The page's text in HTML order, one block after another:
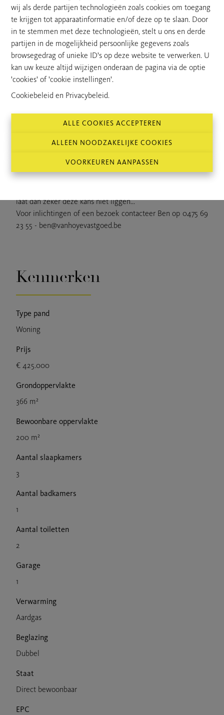
wij als derde partijen technologieën zoals cookies om toegang
te krijgen tot apparaatinformatie en/of deze op te slaan. Door
in te stemmen met deze technologieën, stelt u ons en derde
partijen in de mogelijkheid persoonlijke gegevens zoals
browsegedrag of unieke ID's op deze website te verwerken. U
kan uw keuze altijd wijzigen onderaan de pagina via de optie
'cookies' of 'cookie instellingen'.
Cookiebeleid en Privacybeleid.
ALLE COOKIES ACCEPTEREN
ALLEEN NOODZAKELIJKE COOKIES
VOORKEUREN AANPASSEN
uitbreiding achter de woonkamer over de volledige
terrasoppervlakte nog een mogelijkheid
De praktische inpandige garage met automatische poort
biedt plaats aan één wagen en heeft ook een toegang naar
de zuid-gerichte tuin en de hal.
Via het tuinpoortje heeft men rechtstreeks toegang tot de
afgesloten tuin en tuinhuis.
aardgas (vloerverwarming gelijkvloers + radiatoren verdiep)
Bent u op zoek naar een instapklare woning, gelegen in de
"groene driehoek" Stropersbos - waterwinningsgebied -
laat dan zeker deze kans niet liggen...
Voor inlichtingen of een bezoek contacteer Ben op 0475 69
23 55 - ben@vanhoyevastgoed.be
Kenmerken
Type pand
Woning
Prijs
€ 425.000
Grondoppervlakte
366 m²
Bewoonbare oppervlakte
200 m²
Aantal slaapkamers
3
Aantal badkamers
1
Aantal toiletten
2
Garage
1
Verwarming
Aardgas
Beglazing
Dubbel
Staat
Direct bewoonbaar
EPC